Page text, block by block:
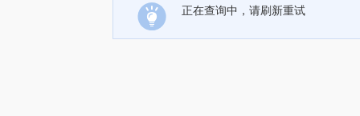
正在查询中，请刷新重试